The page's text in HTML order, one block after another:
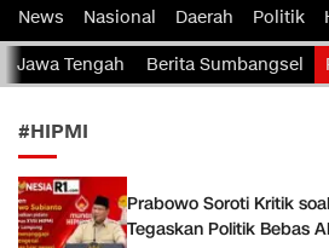
indonesiaR1.com
IndonesiaR1.com — Portal Berita
News Nasional Daerah Politik
Jawa Tengah Berita Sumbangsel
#HIPMI
Prabowo Soroti Kritik
Tegaskan Politik Bebas